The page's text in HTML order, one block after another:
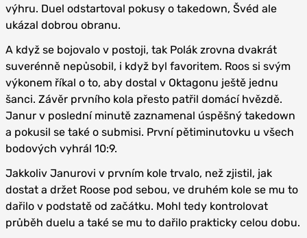
výhru. Duel odstartoval pokusy o takedown, Švéd ale
ukázal dobrou obranu.
A když se bojovalo v postoji, tak Polák zrovna dvakrát
suverénně nepůsobil, i když byl favoritem. Roos si svým
výkonem říkal o to, aby dostal v Oktagonu ještě jednu
šanci. Závěr prvního kola přesto patřil domácí hvězdě.
Janur v poslední minutě zaznamenal úspěšný takedown
a pokusil se také o submisi. První pětiminutovku u všech
bodových vyhrál 10:9.
Jakkoliv Janurovi v prvním kole trvalo, než zjistil, jak
dostat a držet Roose pod sebou, ve druhém kole se mu to
dařilo v podstatě od začátku. Mohl tedy kontrolovat
průběh duelu a také se mu to dařilo prakticky celou dobu.